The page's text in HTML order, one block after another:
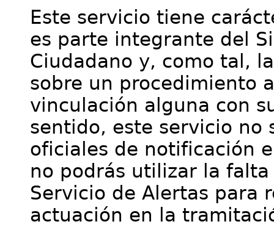
Este servicio tiene
es parte integrante del
Ciudadano y, como tal,
sobre un procedimiento
vinculación alguna con
sentido, este servicio no
oficiales de notificación
no podrás utilizar la
Servicio de Alertas para
actuación en la